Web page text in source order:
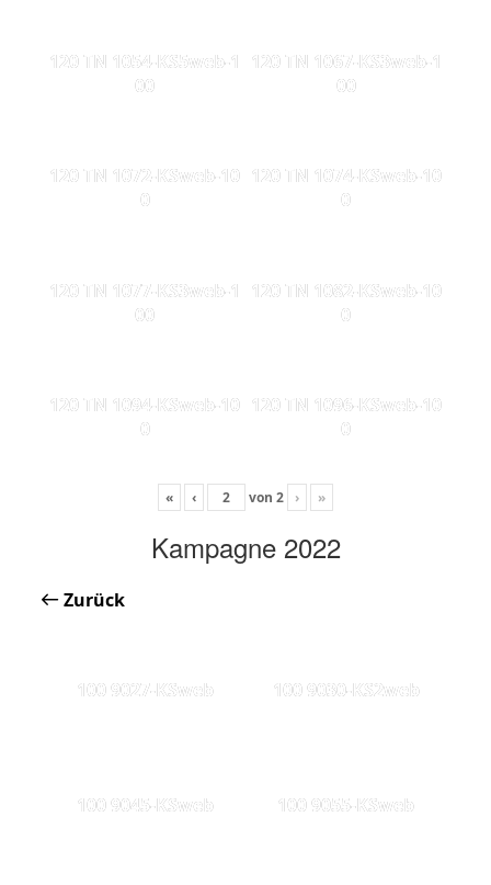
120 TN 1054-KS5web-1
00
120 TN 1067-KS3web-1
00
120 TN 1072-KSweb-10
0
120 TN 1074-KSweb-10
0
120 TN 1077-KS3web-1
00
120 TN 1082-KSweb-10
0
120 TN 1094-KSweb-10
0
120 TN 1096-KSweb-10
0
« ‹ von 2 › »
Kampagne 2022
Zurück
100 9027-KSweb 100 9030-KS2web
100 9045-KSweb 100 9055-KSweb